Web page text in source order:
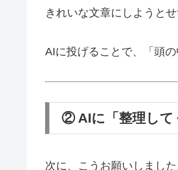
きれいな文章にしようと
AIに投げることで、「頭
② AIに「整理して
次に、こうお願いしました